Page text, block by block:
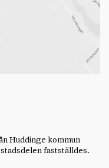
Huddinge kommun
fastställdes.